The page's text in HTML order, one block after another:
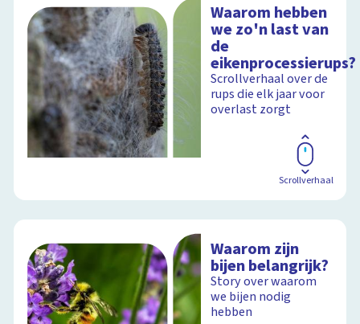
Waarom hebben
we zo'n last van
de
eikenprocessierups?
Scrollverhaal over de
rups die elk jaar voor
overlast zorgt
Scrollverhaal
Waarom zijn
bijen belangrijk?
Story over waarom
we bijen nodig
hebben